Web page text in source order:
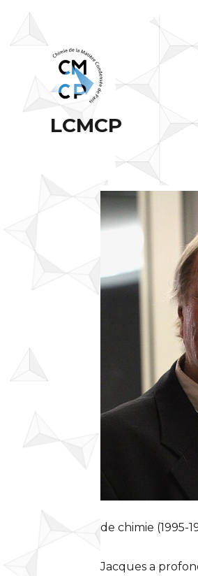
LCMCP
de chimie (1995-
Jacques a